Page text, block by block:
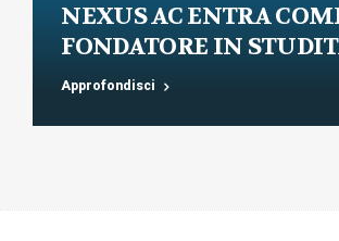
NEXUS AC ENTRA
FONDATORE IN
AVVIA L’AREA LEGALE
Approfondisci